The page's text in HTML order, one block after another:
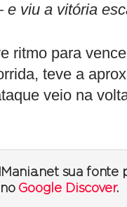
viu a vitória
ritmo para
teve a
veio na
sua
Google Discover.